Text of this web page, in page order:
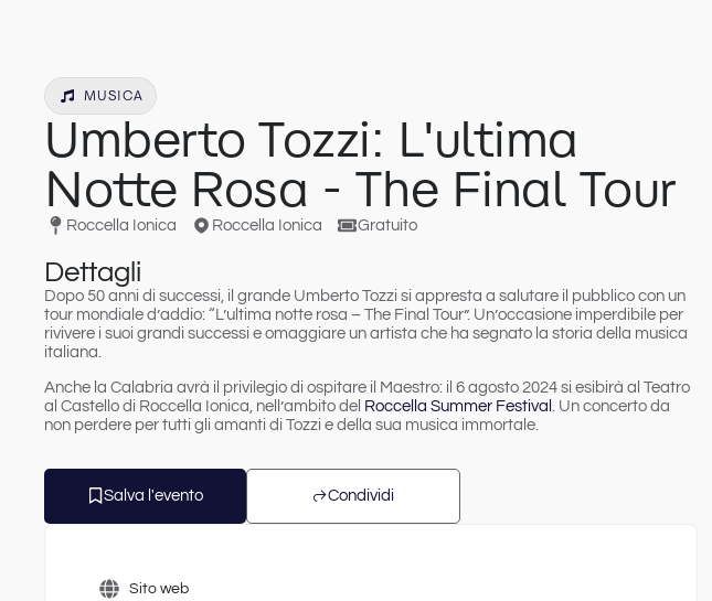
MUSICA
Umberto Tozzi: L'ultima
Notte Rosa - The Final Tour
Roccella Ionica Roccella Ionica Gratuito
Dettagli
Dopo 50 anni di successi, il grande Umberto Tozzi si appresta a salutare il pubblico con un
tour mondiale d’addio: “L’ultima notte rosa – The Final Tour”. Un’occasione imperdibile per
rivivere i suoi grandi successi e omaggiare un artista che ha segnato la storia della musica
italiana.
Anche la Calabria avrà il privilegio di ospitare il Maestro: il 6 agosto 2024 si esibirà al Teatro
al Castello di Roccella Ionica , nell’ambito del Roccella Summer Festival
. Un concerto da
non perdere per tutti gli amanti di Tozzi e della sua musica immortale.
Salva l'evento Condividi
Sito web